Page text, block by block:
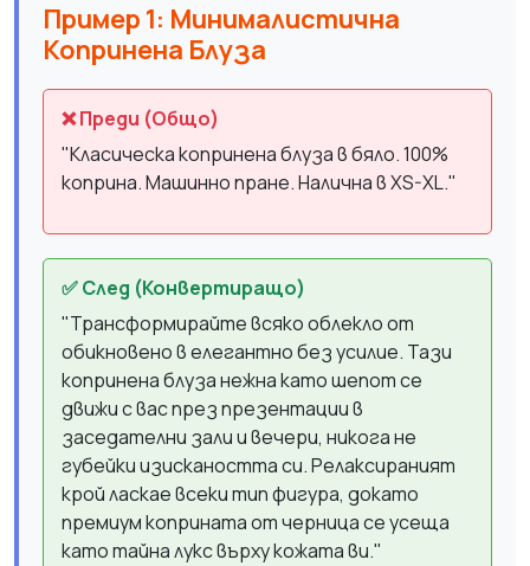
Пример 1: Минималистична
Копринена Блуза
❌ Преди (Общо)
"Класическа копринена блуза в бяло. 100%
коприна. Машинно пране. Налична в XS-XL."
✅ След (Конвертиращо)
"Трансформирайте всяко облекло от
обикновено в елегантно без усилие. Тази
копринена блуза нежна като шепот се
движи с вас през презентации в
заседателни зали и вечери, никога не
губейки изискаността си. Релаксираният
крой ласкае всеки тип фигура, докато
премиум коприната от черница се усеща
като тайна лукс върху кожата ви."